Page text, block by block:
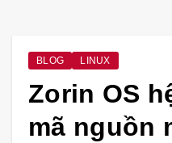
BLOG LINUX
Zorin OS
mã nguồn